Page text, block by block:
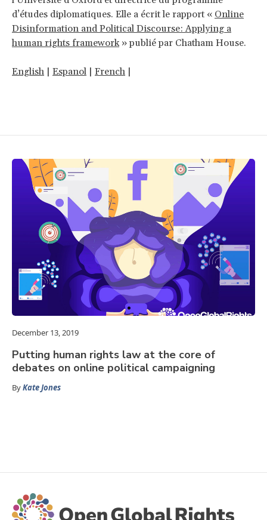
d’études diplomatiques. Elle a écrit le rapport « Online
Disinformation and Political Discourse: Applying a
human rights framework» publié par Chatham House.
English | Espanol | French |
December 13, 2019
Putting human rights law at the core of
debates on online political campaigning
ByKate Jones